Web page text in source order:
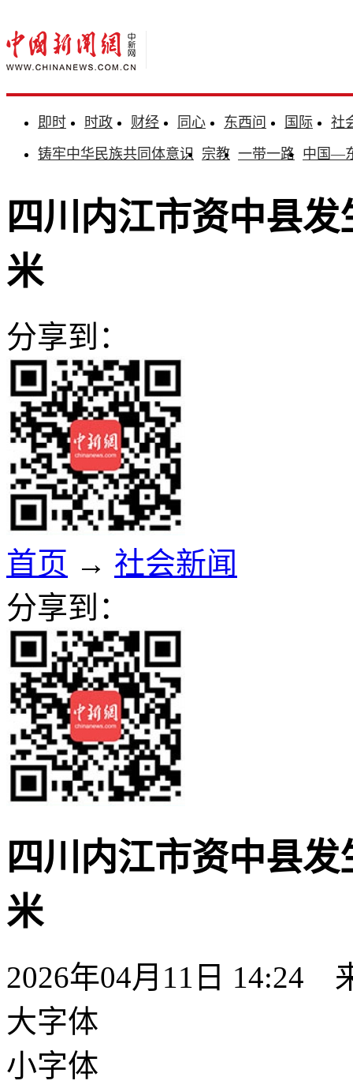
即时 时政 财经 同心 东西问 国际
社
铸牢中华民族共同体意识 宗教 一带一路 中国—
四川内江市资中县
米
分享到：
首页 → 社会新闻
分享到：
四川内江市资中县
米
2026年04月11日 14:24
大字体
小字体